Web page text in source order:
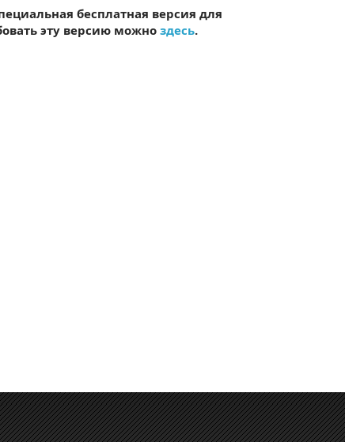
бесплатная версия для
эту версию можноздесь.